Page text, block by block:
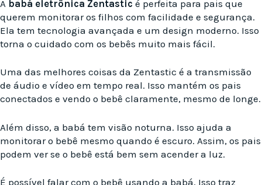
A babá eletrônica Zentastic é perfeita para pais que
querem monitorar os filhos com facilidade e segurança.
Ela tem tecnologia avançada e um design moderno. Isso
torna o cuidado com os bebês muito mais fácil.
Uma das melhores coisas da Zentastic é a transmissão
de áudio e vídeo em tempo real. Isso mantém os pais
conectados e vendo o bebê claramente, mesmo de longe.
Além disso, a babá tem visão noturna. Isso ajuda a
monitorar o bebê mesmo quando é escuro. Assim, os pais
podem ver se o bebê está bem sem acender a luz.
É possível falar com o bebê usando a babá. Isso traz